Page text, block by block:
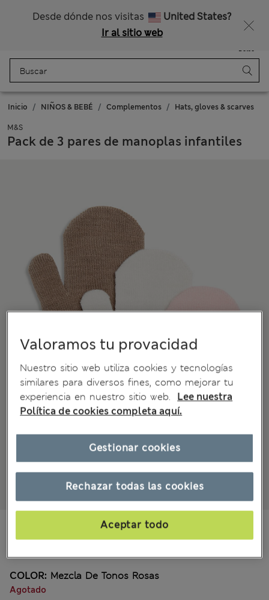
Desde dónde nos visitas
United States?
Ir al sitio web
Bolso
Inicio NIÑOS & BEBÉ Complementos Hats, gloves & scarves
M&S
Pack de 3 pares de manoplas infantiles
9 Opiniones
Todos los precios incluyen impuestos y aranceles
COLOR: Mezcla De Tonos Rosas
Agotado
Valoramos tu provacidad
Nuestro sitio web utiliza cookies y tecnologías
similares para diversos fines, como mejorar tu
experiencia en nuestro sitio web.
Lee nuestra
Política de cookies completa aquí.
Rechazar todas las cookies
Aceptar todo
Gestionar cookies